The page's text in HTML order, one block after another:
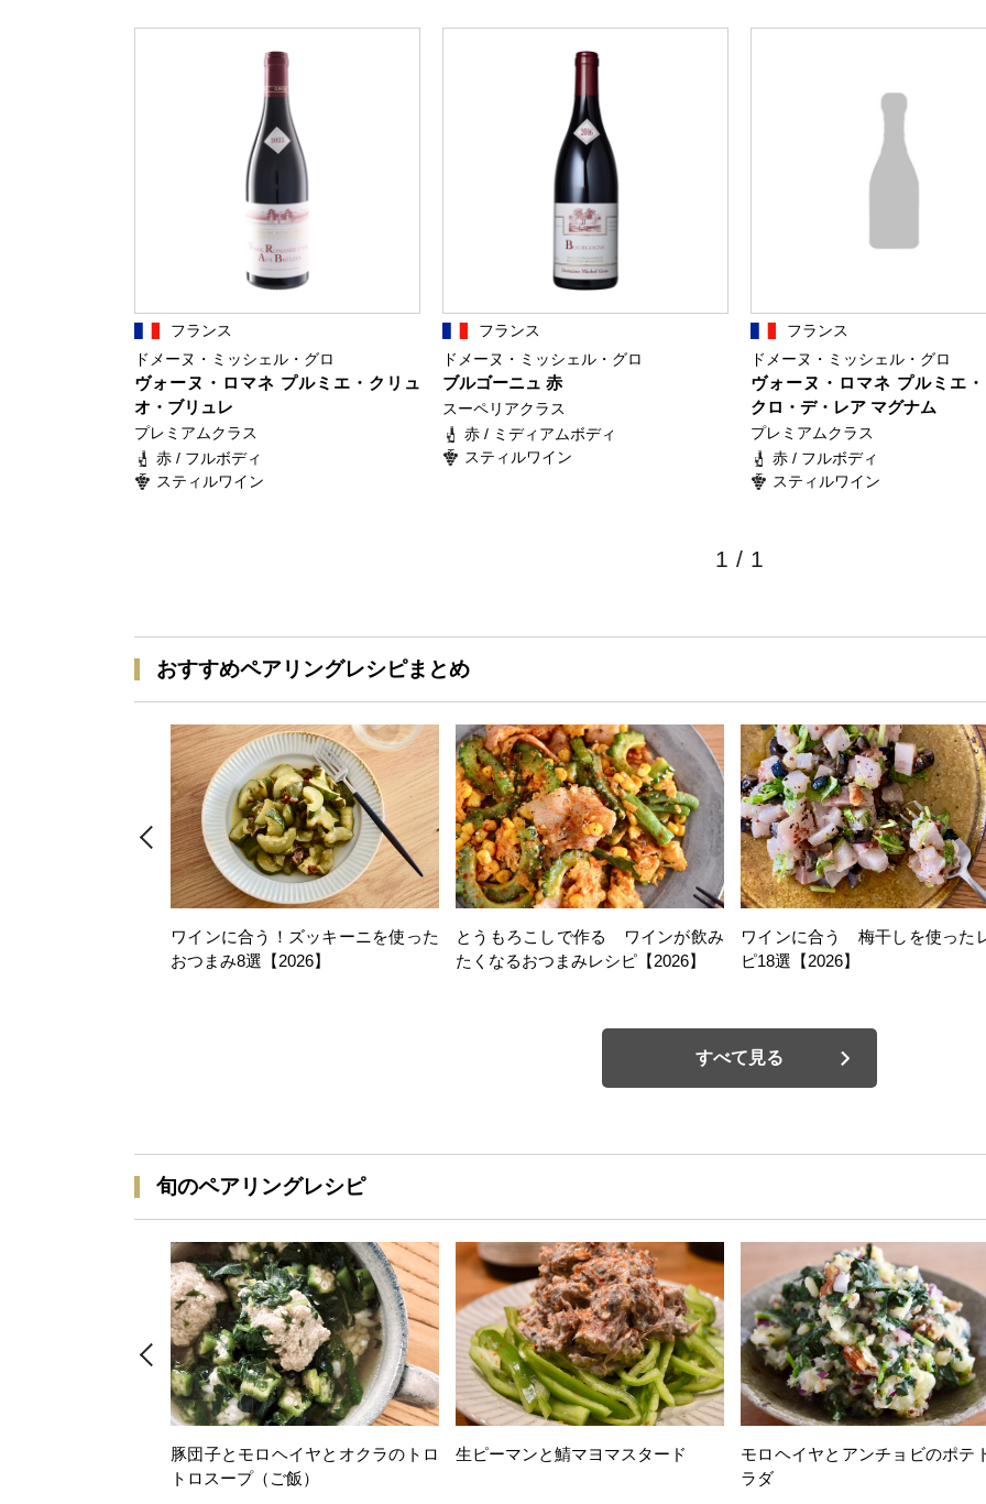
フランス
ドメーヌ・ミッシェル・グロ
ヴォーヌ・ロマネ プルミエ・クリュ
オ・ブリュレ
プレミアムクラス
赤 / フルボディ
スティルワイン
フランス
ドメーヌ・ミッシェル・グロ
ブルゴーニュ 赤
スーペリアクラス
赤 / ミディアムボディ
スティルワイン
フランス
ドメーヌ・ミッシェル・グロ
ヴォーヌ・ロマネ プルミエ
クロ・デ・レア マグナム
プレミアムクラス
赤 / フルボディ
スティルワイン
1 / 1
おすすめペアリングレシピまとめ
ワインに合う！ズッキーニを使った
おつまみ8選【2026】
とうもろこしで作る ワインが飲み
たくなるおつまみレシピ【2026】
ワインに合う 梅干しを使った
ピ18選【2026】
すべて見る
旬のペアリングレシピ
豚団子とモロヘイヤとオクラのトロ
トロスープ（ご飯）
生ピーマンと鯖マヨマスタード
モロヘイヤとアンチョビのポテ
ラダ